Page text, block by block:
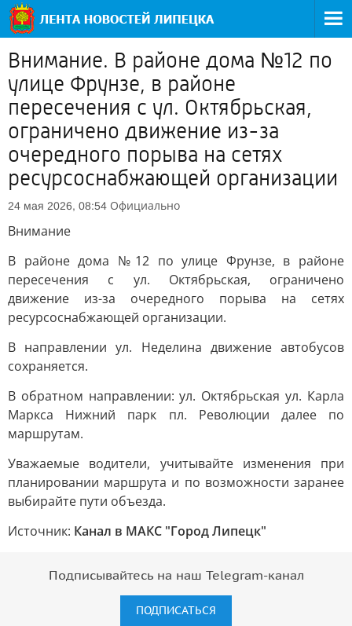
Внимание. В районе дома №12 по
улице Фрунзе, в районе
пересечения с ул. Октябрьская,
ограничено движение из-за
очередного порыва на сетях
ресурсоснабжающей организации
24 мая 2026, 08:54 Официально
Внимание
В районе дома №12 по улице Фрунзе, в районе
пересечения с ул. Октябрьская, ограничено
движение из-за очередного порыва на сетях
ресурсоснабжающей организации.
В направлении ул. Неделина движение автобусов
сохраняется.
В обратном направлении: ул. Октябрьская ул. Карла
Маркса Нижний парк пл. Революции далее по
маршрутам.
Уважаемые водители, учитывайте изменения при
планировании маршрута и по возможности заранее
выбирайте пути объезда.
Источник: Канал в МАКС "Город Липецк"
Подписывайтесь на наш Telegram-канал
ПОДПИСАТЬСЯ